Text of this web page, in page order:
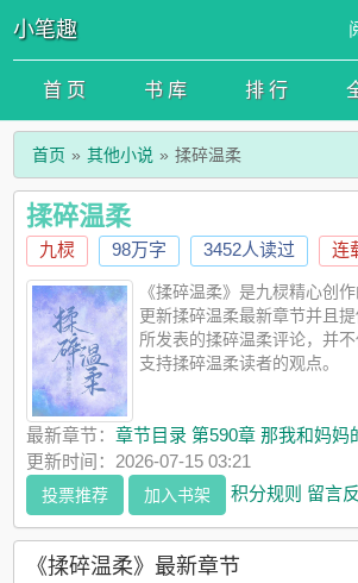
小笔趣
首 页 书 库 排 行
首页 其他小说 揉碎温柔
揉碎温柔
九棂 98万字 3452人读过 连
《揉碎温柔》是九棂精心创
更新揉碎温柔最新章节并且
所发表的揉碎温柔评论，并
支持揉碎温柔读者的观点。
最新章节：章节目录 第590章 那我和妈妈
更新时间：2026-07-15 03:21
投票推荐 加入书架 积分规则 留言
《揉碎温柔》最新章节